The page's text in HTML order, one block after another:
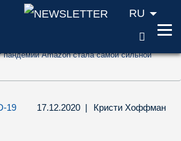
(ключ доступа
(ключ доступа '2')
RU
пандемии Amazon стала самой сильной
19 17.12.2020 | Кристи Хоффман